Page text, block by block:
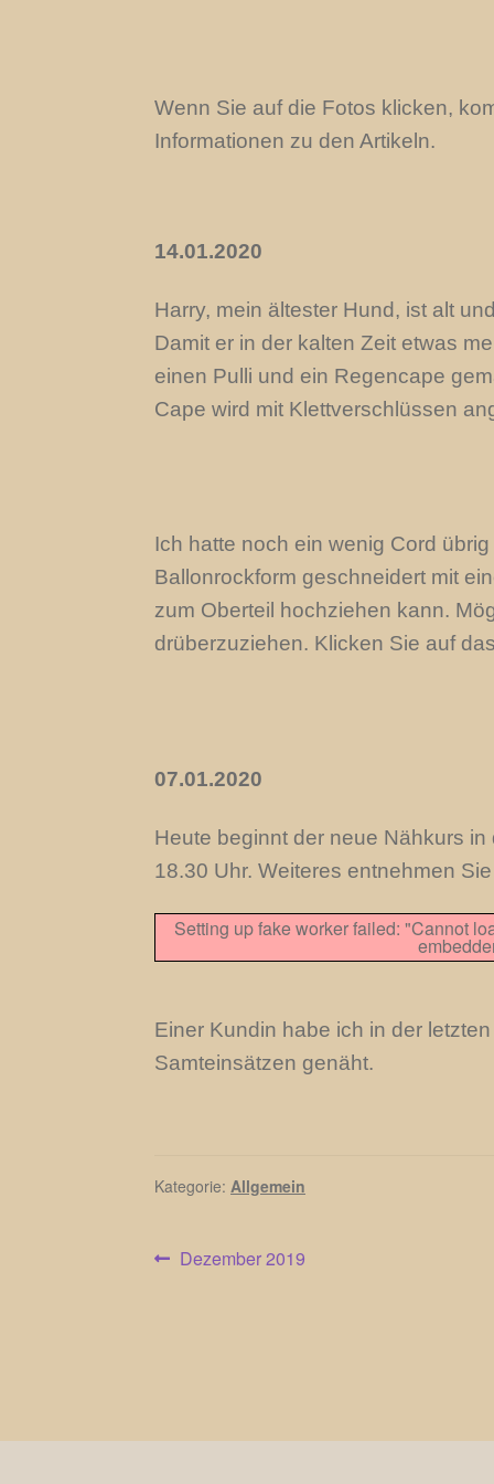
Wenn Sie auf die Fotos klicken,
Informationen zu den Artikeln.
14.01.2020
Harry, mein ältester Hund, ist alt
Damit er in der kalten Zeit etwas
einen Pulli und ein Regencape
Cape wird mit Klettverschlüssen
Ich hatte noch ein wenig Cord
Ballonrockform geschneidert mit
zum Oberteil hochziehen kann.
drüberzuziehen. Klicken Sie auf
07.01.2020
Heute beginnt der neue Nähkurs
18.30 Uhr. Weiteres entnehmen
Setting up fake worker failed: "Cannot
Einer Kundin habe ich in der
Samteinsätzen genäht.
Kategorie:Allgemein
Beitragsnavigation
Vorheriger
Dezember 2019